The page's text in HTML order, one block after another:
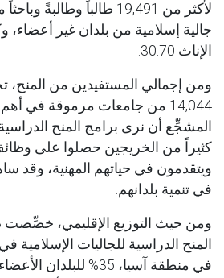
جالية إسلامية من بلدان غير أعضاء،
الإناث 30:70.
ومن إجمالي المستفيدين من المنح،
14,044 من جامعات مرموقة في
المشجِّع أن نرى برامج المنح
كثيراً من الخريجين حصلوا على
ويتقدمون في حياتهم المهنية، وقد
في تنمية بلدانهم.
المنح الدراسية للجاليات الإسلامية